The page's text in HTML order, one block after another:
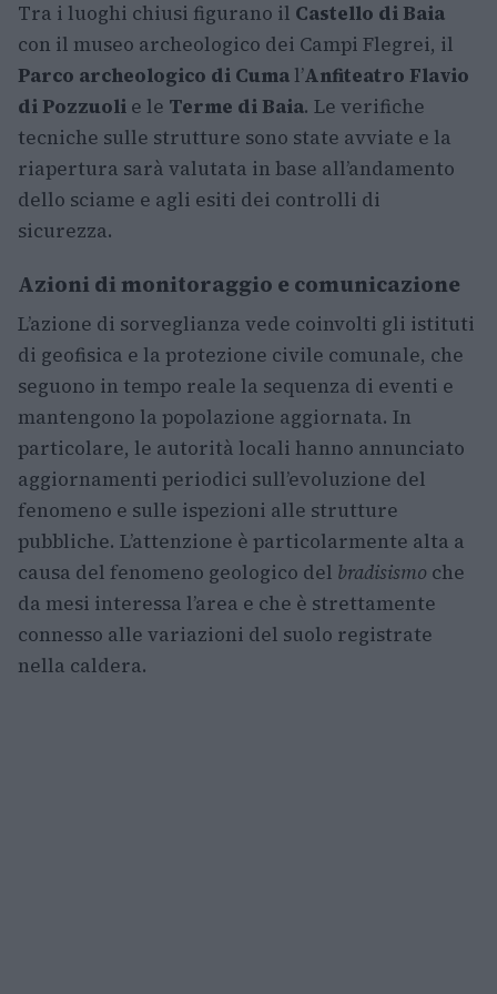
Tra i luoghi chiusi figurano il Castello di Baia
con il museo archeologico dei Campi Flegrei, il
Parco archeologico di Cuma l’Anfiteatro Flavio
di Pozzuoli e le Terme di Baia. Le verifiche
tecniche sulle strutture sono state avviate e la
riapertura sarà valutata in base all’andamento
dello sciame e agli esiti dei controlli di
sicurezza.
Azioni di monitoraggio e comunicazione
L’azione di sorveglianza vede coinvolti gli istituti
di geofisica e la protezione civile comunale, che
seguono in tempo reale la sequenza di eventi e
mantengono la popolazione aggiornata. In
particolare, le autorità locali hanno annunciato
aggiornamenti periodici sull’evoluzione del
fenomeno e sulle ispezioni alle strutture
pubbliche. L’attenzione è particolarmente alta a
causa del fenomeno geologico del bradisismo che
da mesi interessa l’area e che è strettamente
connesso alle variazioni del suolo registrate
nella caldera.